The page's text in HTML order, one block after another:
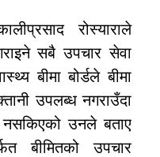
रोस्याराले
गराइने सबै उपचार सेवा
बीमा बोर्डले बीमा
उपलब्ध नगराउँदा
नसकिएको उनले बताए
बीमितको उपचार